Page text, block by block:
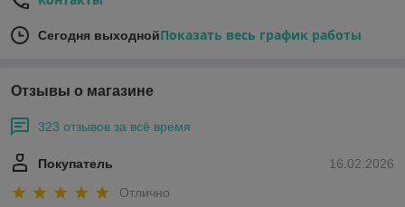
Сегодня выходнойПоказать весь график работы
Отзывы о магазине
323 отзывов за всё время
16.02.2026
Покупатель
Отлично